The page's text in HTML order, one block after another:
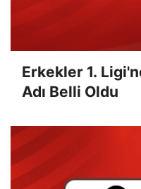
Erkekler 1.
Adı Belli Oldu